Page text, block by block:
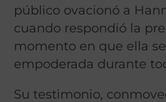
público ovacionó a
cuando respondió la
momento en que ella
empoderada durante
Su testimonio,